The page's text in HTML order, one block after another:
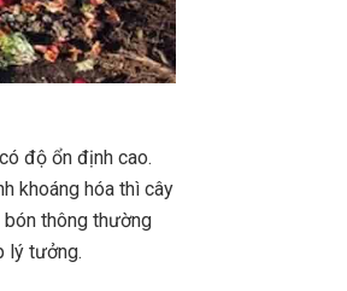
độ ổn định cao.
khoáng hóa thì cây
thông thường
lý tưởng.